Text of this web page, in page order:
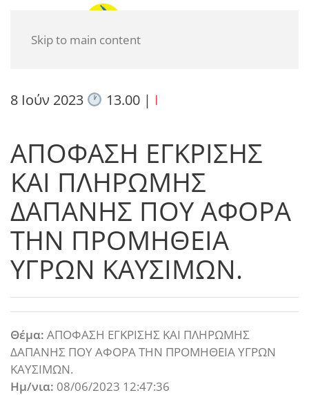
Skip to main content
8 Ιούν 2023 13.00| I
ΑΠΟΦΑΣΗ ΕΓΚΡΙΣΗΣ
ΚΑΙ ΠΛΗΡΩΜΗΣ
ΔΑΠΑΝΗΣ ΠΟΥ ΑΦΟΡΑ
ΤΗΝ ΠΡΟΜΗΘΕΙΑ
ΥΓΡΩΝ ΚΑΥΣΙΜΩΝ.
Θέμα: ΑΠΟΦΑΣΗ ΕΓΚΡΙΣΗΣ ΚΑΙ ΠΛΗΡΩΜΗΣ
ΔΑΠΑΝΗΣ ΠΟΥ ΑΦΟΡΑ ΤΗΝ ΠΡΟΜΗΘΕΙΑ ΥΓΡΩΝ
ΚΑΥΣΙΜΩΝ.
Ημ/νια: 08/06/2023 12:47:36